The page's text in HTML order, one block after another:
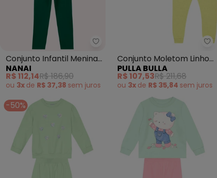
Nanai - Conjunto Infantil
Conjunto Infantil Menina
em Cotton (Verde)
NANAI
R$ 112,14R$ 186,90
ou 3x de R$ 37,38 sem juros
Conjunto Moletom Linho
(Verde)
PULLA BULLA
R$ 107,53R$ 211,68
ou 3x de R$ 35,84 sem juros
-50%